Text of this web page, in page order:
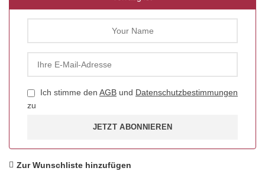
Ich stimme den AGB und Datenschutzbestimmungen
zu
JETZT ABONNIEREN
Zur Wunschliste hinzufügen